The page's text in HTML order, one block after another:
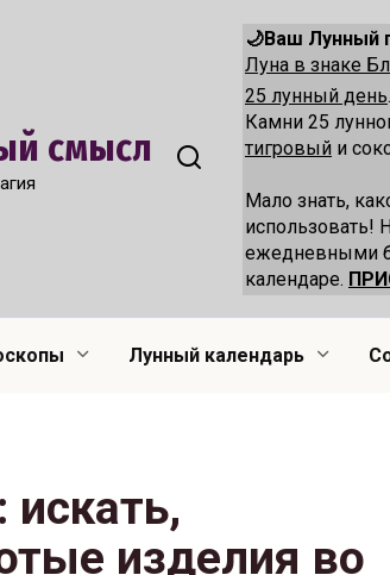
смысл
🌙Ваш Лунный
Луна в знаке
25 лунный день.
Камни 25
тигровый и
Мало знать,
использовать!
ежедневными
календаре.
Лунный календарь
искать,
изделия во